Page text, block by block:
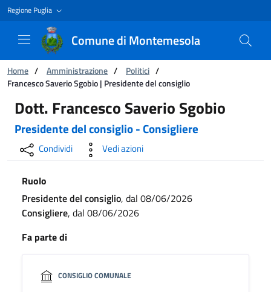
Regione Puglia
Comune di Montemesola
Ti trovi in:
Home / Amministrazione / Politici /
Francesco Saverio Sgobio | Presidente del consiglio
Francesco Saverio Sgobio | Presidente del
Dott. Francesco Saverio Sgobio
Presidente del consiglio Consigliere
Condividi Vedi azioni
Ruolo
Presidente del consiglio, dal 08/06/2026
Consigliere, dal 08/06/2026
Fa parte di
CONSIGLIO COMUNALE